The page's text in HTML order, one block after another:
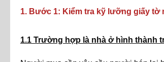
1. Bước 1: Kiểm tra kỹ lưỡng giấy tờ
1.1 Trường hợp là nhà ở hình thành